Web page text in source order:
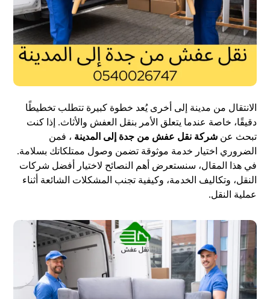
الانتقال من مدينة إلى أخرى يُعد خطوة كبيرة تتطلب تخطيطًا
دقيقًا، خاصة عندما يتعلق الأمر بنقل العفش والأثاث. إذا كنت
تبحث عنشركة نقل عفش من جدة إلى المدينة ، فمن
الضروري اختيار خدمة موثوقة تضمن وصول ممتلكاتك بسلامة.
في هذا المقال، سنستعرض أهم النصائح لاختيار أفضل شركات
النقل، وتكاليف الخدمة، وكيفية تجنب المشكلات الشائعة أثناء
عملية النقل.